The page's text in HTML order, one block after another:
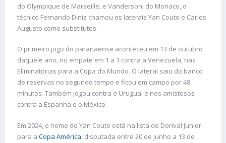
do Olympique de Marseille, e Vanderson, do Monaco, o
técnico Fernando Diniz chamou os laterais Yan Couto e Carlos
Augusto como substitutos.
O primeiro jogo do paranaense aconteceu em 13 de outubro
daquele ano, no empate em 1 a 1 contra a Venezuela, nas
Eliminatórias para a Copa do Mundo. O lateral saiu do banco
de reservas no segundo tempo e ficou em campo por 48
minutos. Também jogou contra o Uruguai e nos amistosos
contra a Espanha e o México.
Em 2024, o nome de Yan Couto está na lista de Dorival Junior
para a Copa América, disputada entre 20 de junho a 13 de